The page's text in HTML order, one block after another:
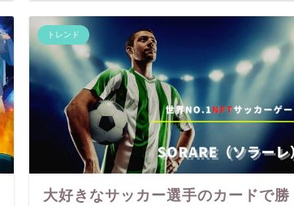
トレンド
大好きなサッカー選手のカードで勝